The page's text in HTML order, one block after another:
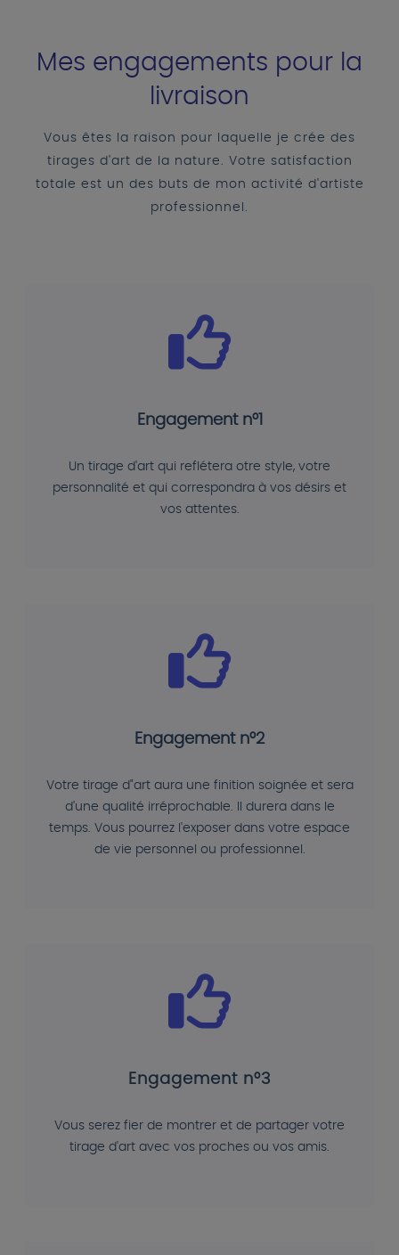
Mes engagements pour la
livraison
Vous êtes la raison pour laquelle je crée des
tirages d'art de la nature. Votre satisfaction
totale est un des buts de mon activité d'artiste
professionnel.
Engagement n°1
Un tirage d'art qui reflétera otre style, votre
personnalité et qui correspondra à vos désirs et
vos attentes.
Engagement n°2
Votre tirage d"art aura une finition soignée et sera
d'une qualité irréprochable. Il durera dans le
temps. Vous pourrez l'exposer dans votre espace
de vie personnel ou professionnel.
Engagement n°3
Vous serez fier de montrer et de partager votre
tirage d'art avec vos proches ou vos amis.